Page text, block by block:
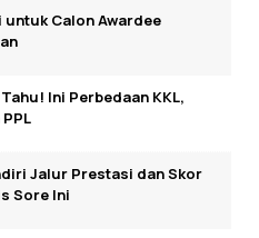
Calon Awardee
Ini Perbedaan KKL,
Jalur Prestasi dan Skor
Sore Ini